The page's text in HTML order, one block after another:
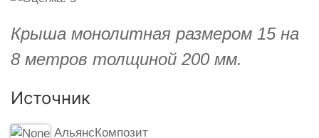
Крыша монолитная размером 15 на
8 метров толщиной 200 мм.
Источник
АльянсКомпозит